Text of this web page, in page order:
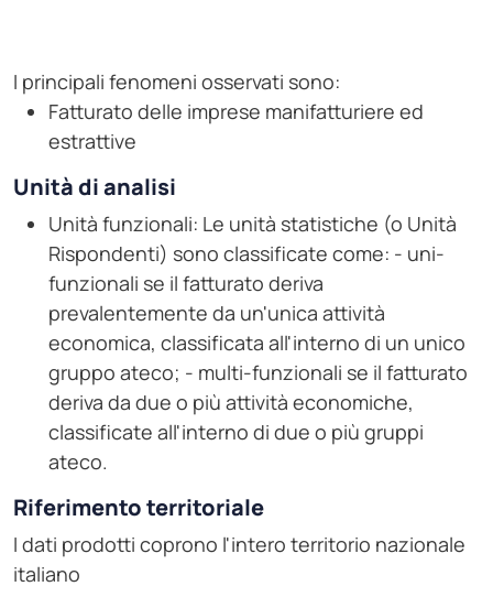
I principali fenomeni osservati sono:
Fatturato delle imprese manifatturiere ed
estrattive
Unità di analisi
Unità funzionali: Le unità statistiche (o Unità
Rispondenti) sono classificate come: - uni-
funzionali se il fatturato deriva
prevalentemente da un'unica attività
economica, classificata all'interno di un unico
gruppo ateco; - multi-funzionali se il fatturato
deriva da due o più attività economiche,
classificate all'interno di due o più gruppi
ateco.
Riferimento territoriale
I dati prodotti coprono l'intero territorio nazionale
italiano